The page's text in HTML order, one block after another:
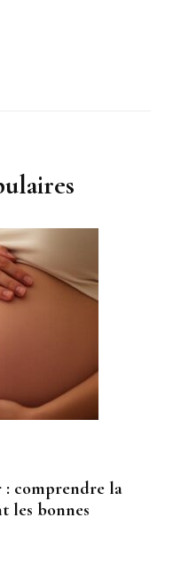
: comprendre la
les bonnes